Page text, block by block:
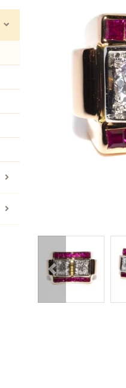
d'oreilles vintage &
et autres bijoux vintage &
fiançailles rubis
fiançailles émeraude
Précédent